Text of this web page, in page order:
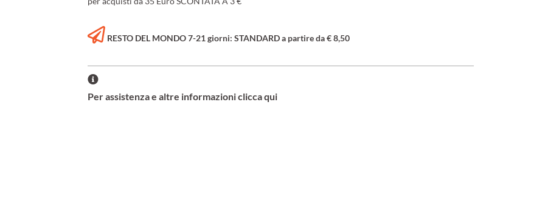
RESTO DEL MONDO 7-21 giorni: STANDARD a partire da € 8,50
Per assistenza e altre informazioni clicca qui